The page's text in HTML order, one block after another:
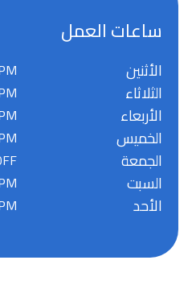
ساعات العمل
الأثنين
الثلاثاء
الأربعاء
الخميس
الجمعة
السبت
الأحد